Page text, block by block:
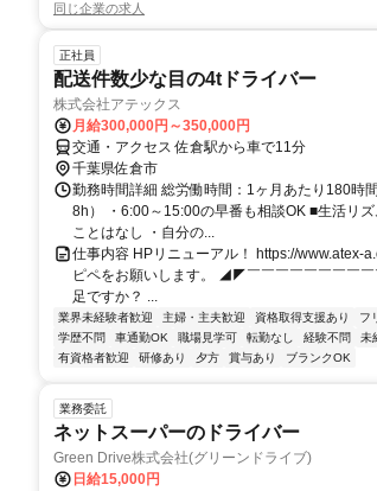
同じ企業の求人
正社員
配送件数少な目の4tドライバー
株式会社アテックス
月給300,000円～350,000円
交通・アクセス 佐倉駅から車で11分
千葉県佐倉市
勤務時間詳細 総労働時間：1ヶ月あたり180時
8h） ・6:00～15:00の早番も相談OK ■生活リ
ことはなし ・自分の...
仕事内容 HPリニューアル！ https://www.atex-
ピペをお願いします。 ◢◤￣￣￣￣￣￣￣￣
足ですか？ ...
業界未経験者歓迎 主婦・主夫歓迎 資格取得支援あり フ
学歴不問
車通勤OK 職場見学可 転勤なし 経験不問 未
有資格者歓迎
研修あり 夕方 賞与あり ブランクOK
業務委託
ネットスーパーのドライバー
Green Drive株式会社(グリーンドライブ)
日給15,000円